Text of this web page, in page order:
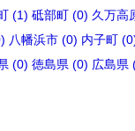
(1) 砥部町 (0) 久万高
八幡浜市 (0) 内子町
(0) 徳島県 (0) 広島県